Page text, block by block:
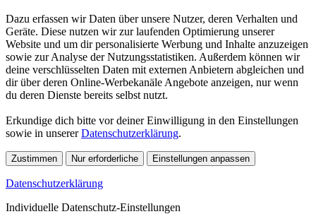
Dazu erfassen wir Daten über unsere Nutzer, deren Verhalten und
Geräte. Diese nutzen wir zur laufenden Optimierung unserer
Website und um dir personalisierte Werbung und Inhalte anzuzeigen
sowie zur Analyse der Nutzungsstatistiken. Außerdem können wir
deine verschlüsselten Daten mit externen Anbietern abgleichen und
dir über deren Online-Werbekanäle Angebote anzeigen, nur wenn
du deren Dienste bereits selbst nutzt.
Erkundige dich bitte vor deiner Einwilligung in den Einstellungen
sowie in unsererDatenschutzerklärung.
Zustimmen Nur erforderliche Einstellungen anpassen
Datenschutzerklärung
Individuelle Datenschutz-Einstellungen